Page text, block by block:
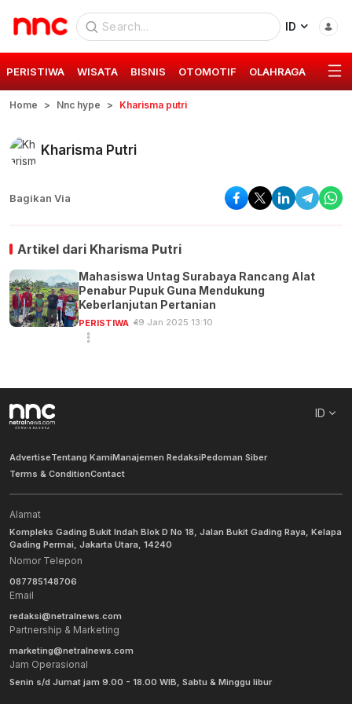
ID
PERISTIWA WISATA BISNIS OTOMOTIF OLAHRAGA GAYA
Home Nnc hype Kharisma putri
Kharisma Putri
Bagikan Via
Artikel dari Kharisma Putri
Mahasiswa Untag Surabaya Rancang Alat
Penabur Pupuk Guna Mendukung
Keberlanjutan Pertanian
PERISTIWA 19 Jan 2025 13:10
ID
AdvertiseTentang KamiManajemen RedaksiPedoman Siber
Terms & ConditionContact
Alamat
Kompleks Gading Bukit Indah Blok D No 18, Jalan Bukit Gading Raya, Kelapa
Gading Permai, Jakarta Utara, 14240
Nomor Telepon
087785148706
Email
redaksi@netralnews.com
Partnership & Marketing
marketing@netralnews.com
Jam Operasional
Senin s/d Jumat jam 9.00 - 18.00 WIB, Sabtu & Minggu libur